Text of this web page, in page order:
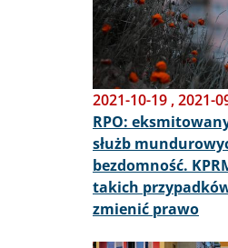
2021-10-19 ,2021-
RPO:
służb
bezdomność.
takich
zmienić prawo